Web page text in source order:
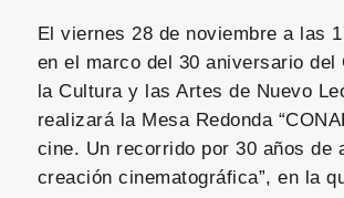
El viernes 28 de noviembre a las
en el marco del 30 aniversario del
la Cultura y las Artes de Nuevo
realizará la Mesa Redonda
cine. Un recorrido por 30 años de
creación cinematográfica”, en la